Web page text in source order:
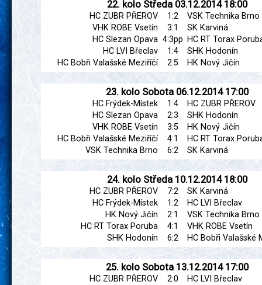
22. kolo Středa 03.12.2014 18:00
HC ZUBR PŘEROV 1:2
VSK Technika Brno
VHK ROBE Vsetín
3:1
SK Karviná
HC Slezan Opava 4:3pp HC RT Torax
HC LVI Břeclav
1:4
SHK Hodonín
HC Bobři Valašské Meziříčí
2:5 HK Nový Jičín
23. kolo Sobota 06.12.2014 17:00
HC Frýdek-Místek 1:4
HC ZUBR PŘEROV
HC Slezan Opava
2:3
SHK Hodonín
VHK ROBE Vsetín
3:5
HK Nový Jičín
HC Bobři Valašské Meziříčí
4:1
HC RT Torax
VSK Technika Brno
6:2 SK Karviná
24. kolo Středa 10.12.2014 18:00
HC ZUBR PŘEROV 7:2
SK Karviná
HC Frýdek-Místek
1:2
HC LVI Břeclav
HK Nový Jičín
2:1
VSK Technika Brno
HC RT Torax Poruba
4:1
VHK ROBE Vsetín
SHK Hodonín
6:2 HC Bobři Valašské
25. kolo Sobota 13.12.2014 17:00
HC ZUBR PŘEROV 2:0
HC LVI Břeclav